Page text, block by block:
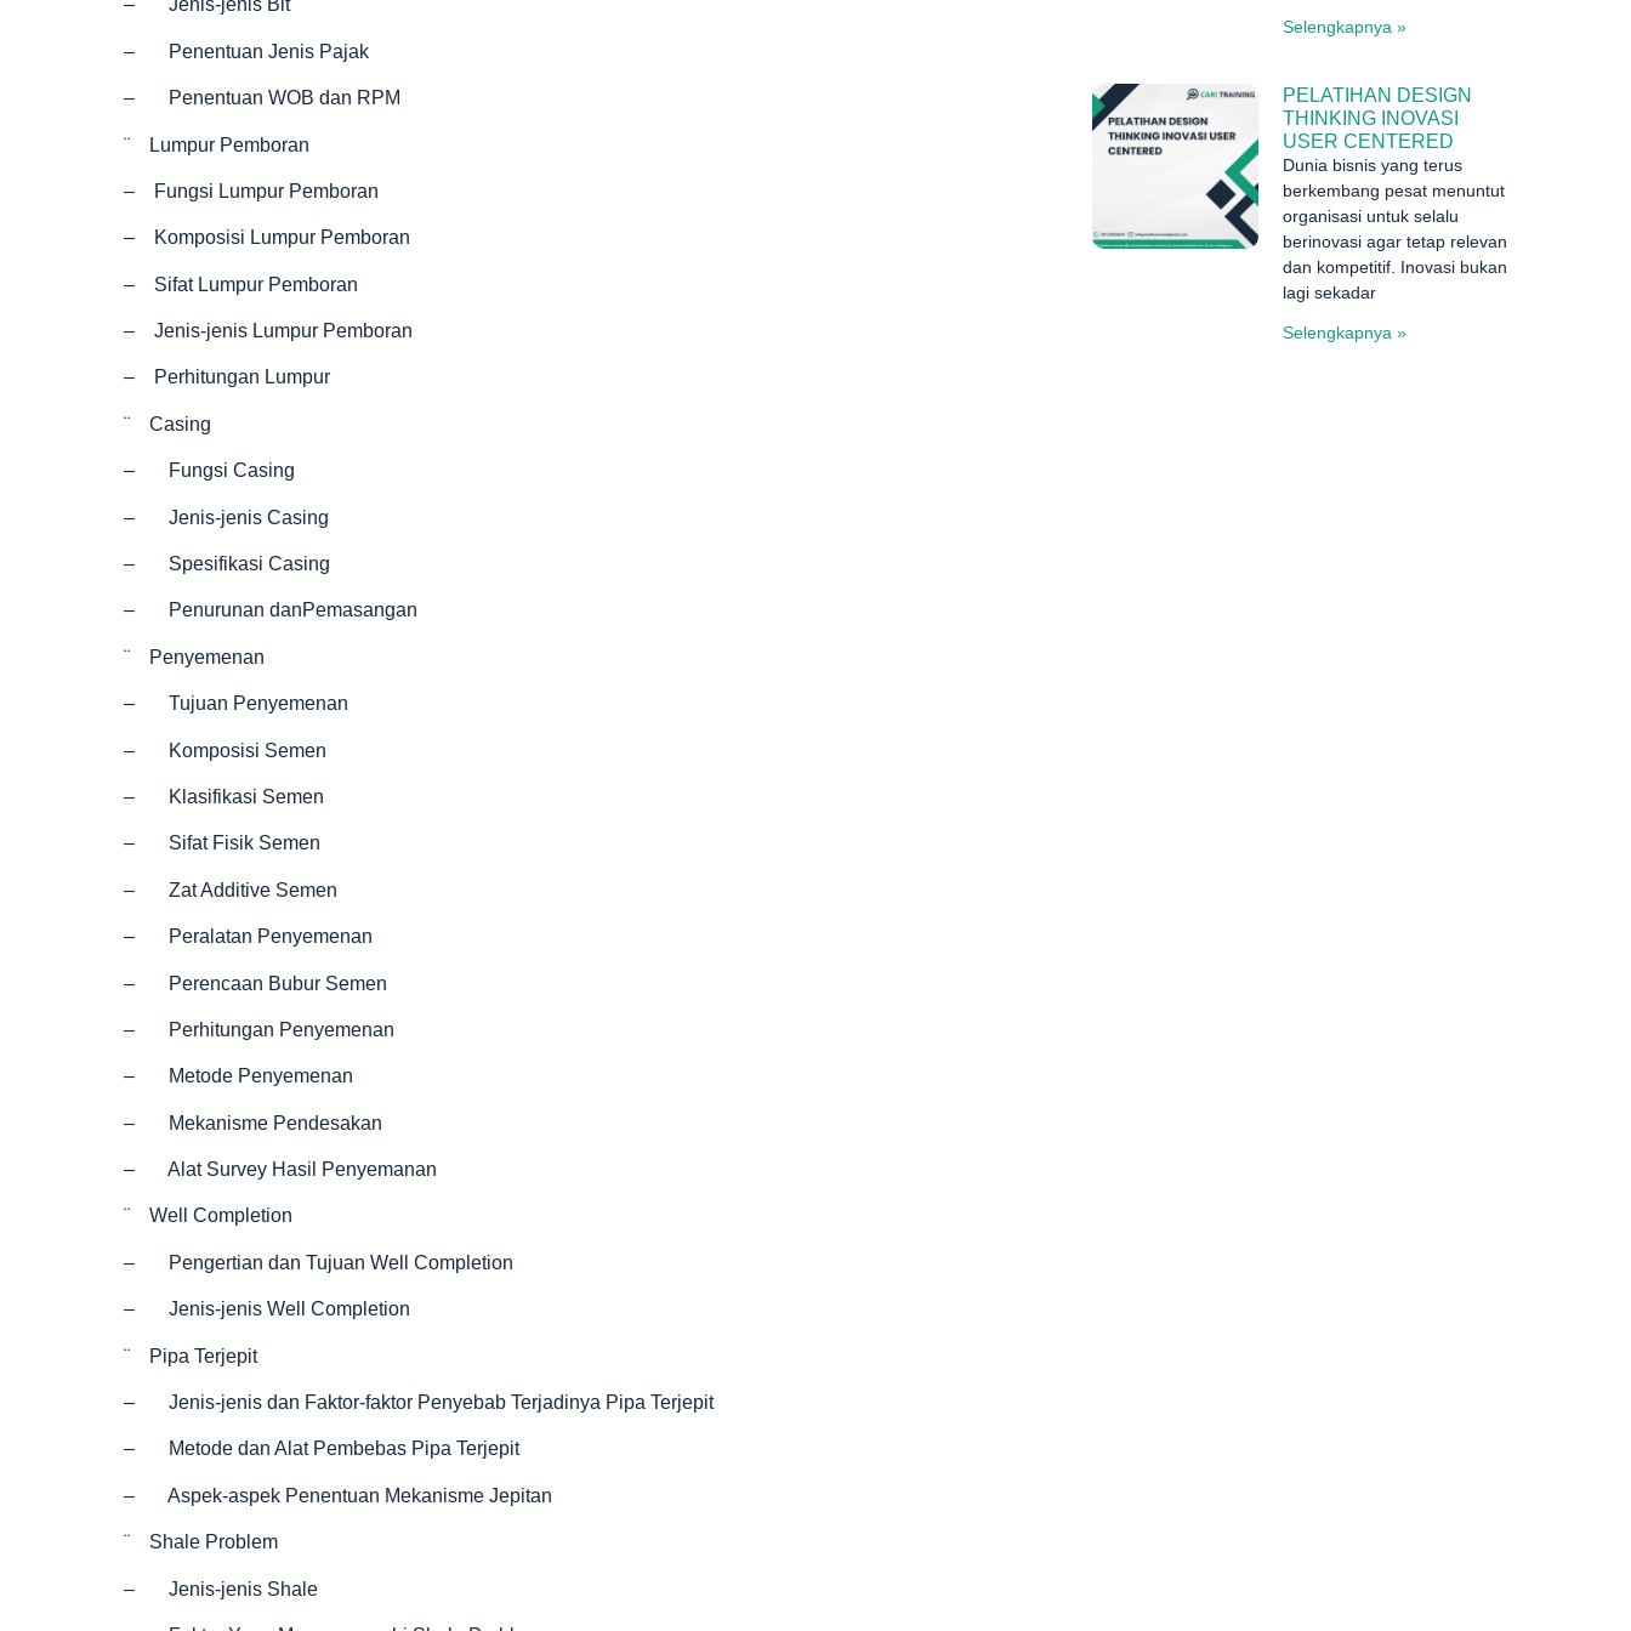
– Jenis-jenis Bit
– Penentuan Jenis Pajak
– Penentuan WOB dan RPM
¨ Lumpur Pemboran
– Fungsi Lumpur Pemboran
– Komposisi Lumpur Pemboran
– Sifat Lumpur Pemboran
– Jenis-jenis Lumpur Pemboran
– Perhitungan Lumpur
¨ Casing
– Fungsi Casing
– Jenis-jenis Casing
– Spesifikasi Casing
– Penurunan danPemasangan
¨ Penyemenan
– Tujuan Penyemenan
– Komposisi Semen
– Klasifikasi Semen
– Sifat Fisik Semen
– Zat Additive Semen
– Peralatan Penyemenan
– Perencaan Bubur Semen
– Perhitungan Penyemenan
– Metode Penyemenan
– Mekanisme Pendesakan
– Alat Survey Hasil Penyemanan
¨ Well Completion
– Pengertian dan Tujuan Well Completion
– Jenis-jenis Well Completion
¨ Pipa Terjepit
– Jenis-jenis dan Faktor-faktor Penyebab Terjadinya Pipa Terjepit
– Metode dan Alat Pembebas Pipa Terjepit
– Aspek-aspek Penentuan Mekanisme Jepitan
¨ Shale Problem
– Jenis-jenis Shale
Selengkapnya »
PELATIHAN DESIGN
THINKING INOVASI
USER CENTERED
Dunia bisnis yang terus
berkembang pesat menuntut
organisasi untuk selalu
berinovasi agar tetap relevan
dan kompetitif. Inovasi bukan
lagi sekadar
Selengkapnya »